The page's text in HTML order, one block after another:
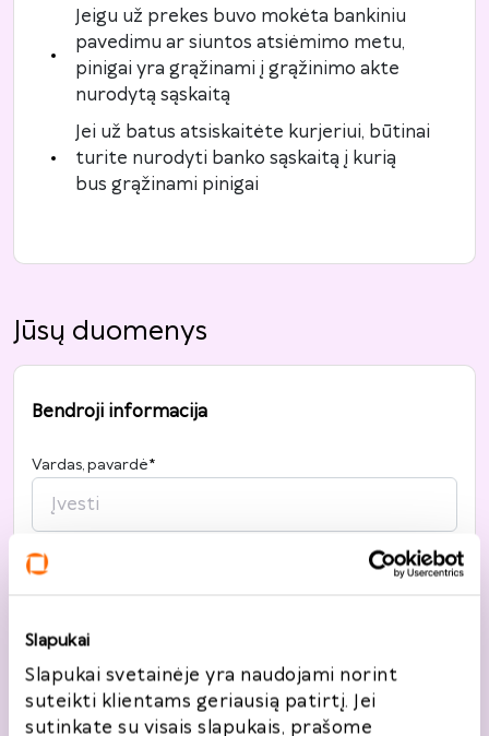
Slapukai
Slapukai svetainėje yra naudojami norint
suteikti klientams geriausią patirtį. Jei
sutinkate su visais slapukais, prašome
Jeigu už prekes buvo mokėta bankiniu
pavedimu ar siuntos atsiėmimo metu,
pinigai yra grąžinami į grąžinimo akte
nurodytą sąskaitą
Jei už batus atsiskaitėte kurjeriui, būtinai
turite nurodyti banko sąskaitą į kurią
bus grąžinami pinigai
Jūsų duomenys
Bendroji informacija
Vardas, pavardė*
Telefonas
El. paštas*